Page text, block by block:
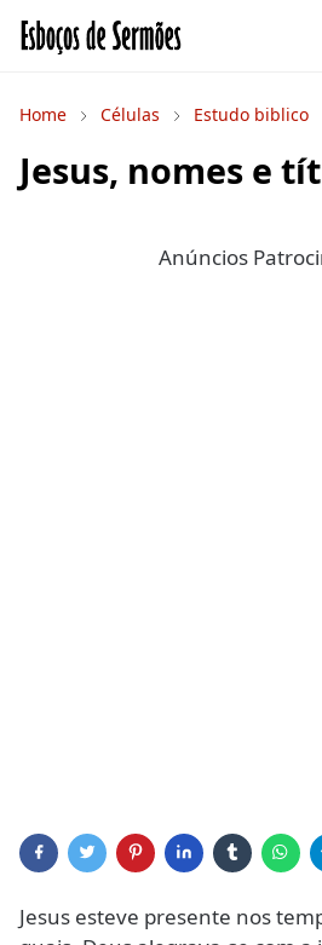
Home Células Estudo biblico
Jesus, nomes e
Anúncios
Jesus esteve presente nos